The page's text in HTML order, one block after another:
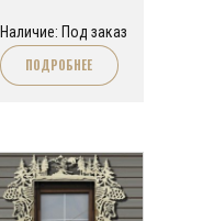
Наличие: Под заказ
ПОДРОБНЕЕ